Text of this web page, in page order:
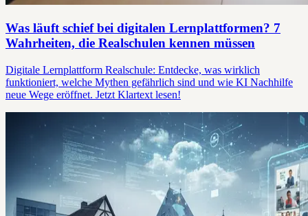
Was läuft schief bei digitalen Lernplattformen? 7
Wahrheiten, die Realschulen kennen müssen
Digitale Lernplattform Realschule: Entdecke, was wirklich
funktioniert, welche Mythen gefährlich sind und wie KI Nachhilfe
neue Wege eröffnet. Jetzt Klartext lesen!